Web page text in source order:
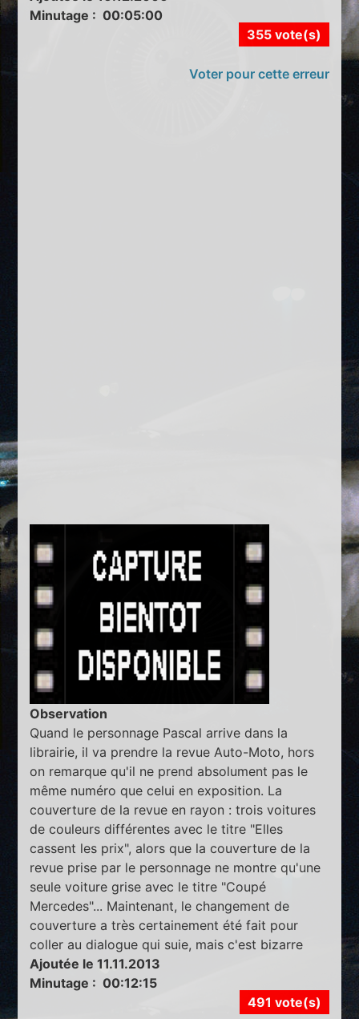
Minutage : 00:05:00
355 vote(s)
Voter pour cette erreur
Observation
Quand le personnage Pascal arrive dans la
librairie, il va prendre la revue Auto-Moto, hors
on remarque qu'il ne prend absolument pas le
même numéro que celui en exposition. La
couverture de la revue en rayon : trois voitures
de couleurs différentes avec le titre "Elles
cassent les prix", alors que la couverture de la
revue prise par le personnage ne montre qu'une
seule voiture grise avec le titre "Coupé
Mercedes"... Maintenant, le changement de
couverture a très certainement été fait pour
coller au dialogue qui suie, mais c'est bizarre
Ajoutée le 11.11.2013
Minutage : 00:12:15
491 vote(s)